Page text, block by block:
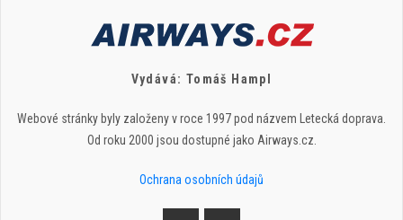
Vydává: Tomáš Hampl
Webové stránky byly založeny v roce 1997 pod názvem Letecká doprava.
Od roku 2000 jsou dostupné jako Airways.cz.
Ochrana osobních údajů